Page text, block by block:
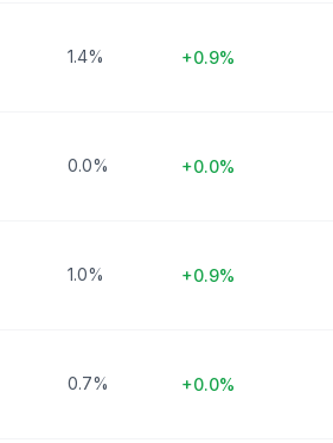
1.4% +0.9%
0.0% +0.0%
1.0% +0.9%
0.7% +0.0%